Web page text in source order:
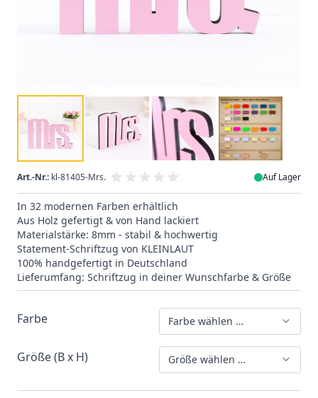
Art.-Nr.: kl-81405-Mrs. Auf Lager
In 32 modernen Farben erhältlich
Aus Holz gefertigt & von Hand lackiert
Materialstärke: 8mm - stabil & hochwertig
Statement-Schriftzug von KLEINLAUT
100% handgefertigt in Deutschland
Lieferumfang: Schriftzug in deiner Wunschfarbe & Größe
Farbe Farbe wählen …
Größe (B x H) Größe wählen …